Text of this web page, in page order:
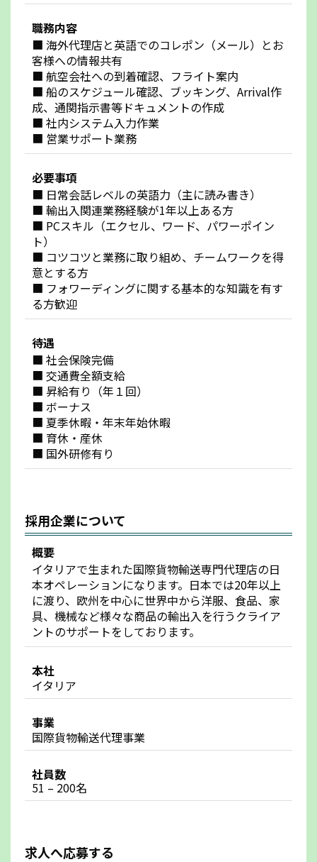
職務内容
■ 海外代理店と英語でのコレポン（メール）とお
客様への情報共有
■ 航空会社への到着確認、フライト案内
■ 船のスケジュール確認、ブッキング、Arrival作
成、通関指示書等ドキュメントの作成
■ 社内システム入力作業
■ 営業サポート業務
必要事項
■ 日常会話レベルの英語力（主に読み書き）
■ 輸出入関連業務経験が1年以上ある方
■ PCスキル（エクセル、ワード、パワーポイン
ト）
■ コツコツと業務に取り組め、チームワークを得
意とする方
■ フォワーディングに関する基本的な知識を有す
る方歓迎
待遇
■ 社会保険完備
■ 交通費全額支給
■ 昇給有り（年１回）
■ ボーナス
■ 夏季休暇・年末年始休暇
■ 育休・産休
■ 国外研修有り
採用企業について
概要
イタリアで生まれた国際貨物輸送専門代理店の日
本オペレーションになります。日本では20年以上
に渡り、欧州を中心に世界中から洋服、食品、家
具、機械など様々な商品の輸出入を行うクライア
ントのサポートをしております。
本社
イタリア
事業
国際貨物輸送代理事業
社員数
51 – 200名
求人へ応募する